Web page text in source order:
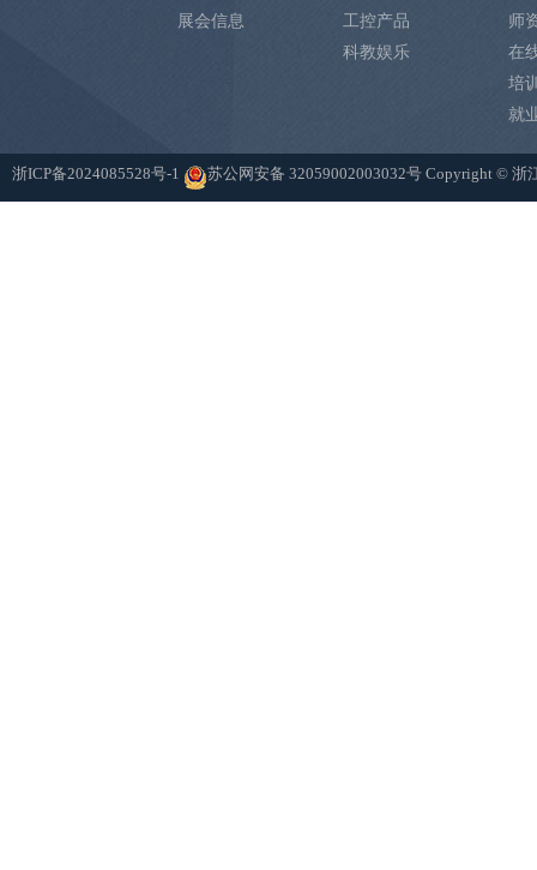
展会信息
工控产品
科教娱乐
师
在
培
就
浙ICP备2024085528号-1 苏公网安备 32059002003032号 Copyright ©